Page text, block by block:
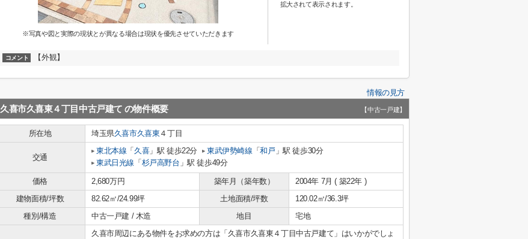
※写真や図と実際の現状とが異なる場合は現状を優先させていただきます
拡大されて表示されます。
コメント 【外観】
情報の見方
久喜市久喜東４丁目中古戸建て の物件概要 【中古一戸建】
所在地 埼玉県久喜市久喜東 ４丁目
交通
東北本線 「 久喜」駅 徒歩22分 東武伊勢崎線 「和戸 」駅 徒歩30分
東武日光線 「 杉戸高野台 」駅 徒歩49分
価格 2,680万円 築年月（築年数）
2004年 7月 ( 築22年 )
建物面積/坪数
82.62㎡/24.99坪 土地面積/坪数
120.02㎡/36.3坪
種別/構造
中古一戸建 / 木造 地目 宅地
久喜市周辺にある物件をお求めの方は「久喜市久喜東４丁目中古戸建て」はいかがでしょ